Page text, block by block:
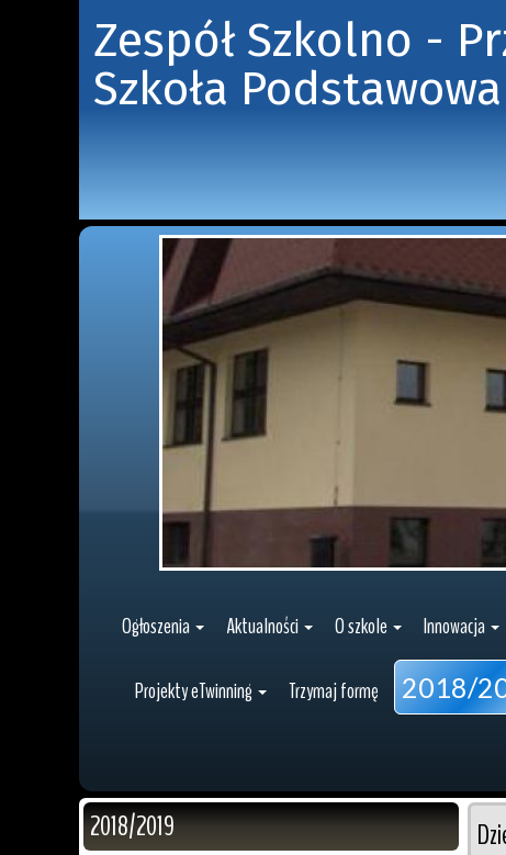
Zespół Szkolno -
Szkoła
Ogłoszenia Aktualności O szkole Innowacja
Projekty eTwinning Trzymaj formę 2018/
2018/2019